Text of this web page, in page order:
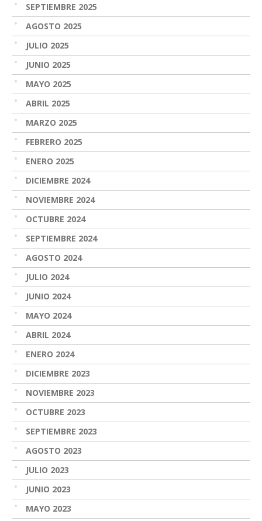
SEPTIEMBRE 2025
AGOSTO 2025
JULIO 2025
JUNIO 2025
MAYO 2025
ABRIL 2025
MARZO 2025
FEBRERO 2025
ENERO 2025
DICIEMBRE 2024
NOVIEMBRE 2024
OCTUBRE 2024
SEPTIEMBRE 2024
AGOSTO 2024
JULIO 2024
JUNIO 2024
MAYO 2024
ABRIL 2024
ENERO 2024
DICIEMBRE 2023
NOVIEMBRE 2023
OCTUBRE 2023
SEPTIEMBRE 2023
AGOSTO 2023
JULIO 2023
JUNIO 2023
MAYO 2023